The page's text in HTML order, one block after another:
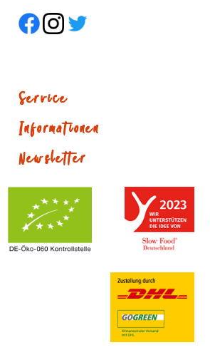
Service
Informationen
Newsletter